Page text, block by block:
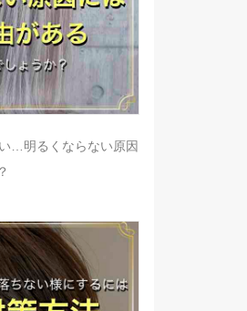
…明るくならない原因